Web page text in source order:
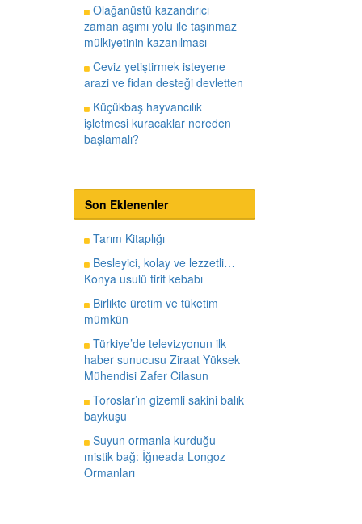
Olağanüstü kazandırıcı
zaman aşımı yolu ile taşınmaz
mülkiyetinin kazanılması
Ceviz yetiştirmek isteyene
arazi ve fidan desteği devletten
Küçükbaş hayvancılık
işletmesi kuracaklar nereden
başlamalı?
Son Eklenenler
Tarım Kitaplığı
Besleyici, kolay ve lezzetli…
Konya usulü tirit kebabı
Birlikte üretim ve tüketim
mümkün
Türkiye’de televizyonun ilk
haber sunucusu Ziraat Yüksek
Mühendisi Zafer Cilasun
Toroslar’ın gizemli sakini balık
baykuşu
Suyun ormanla kurduğu
mistik bağ: İğneada Longoz
Ormanları